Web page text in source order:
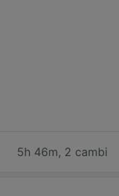
5h 46m, 2 cambi